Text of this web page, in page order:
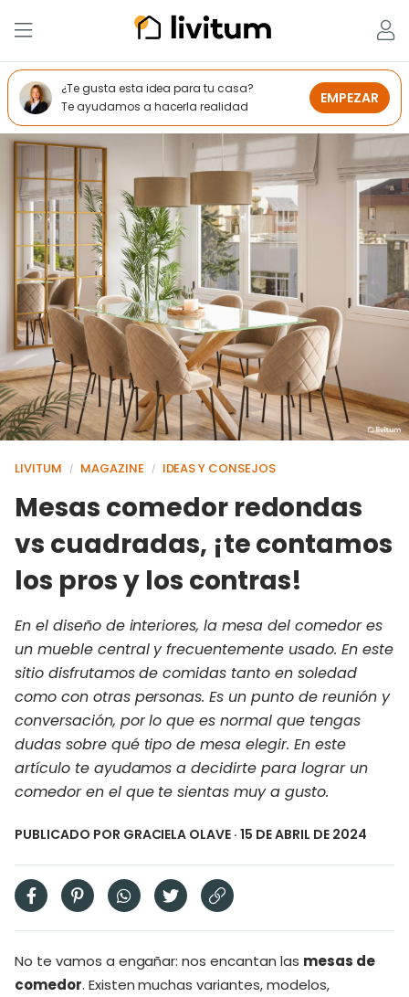
LIVITUM / MAGAZINE / IDEAS Y CONSEJOS
Mesas comedor redondas
vs cuadradas, ¡te contamos
los pros y los contras!
En el diseño de interiores, la mesa del comedor es
un mueble central y frecuentemente usado. En este
sitio disfrutamos de comidas tanto en soledad
como con otras personas. Es un punto de reunión y
conversación, por lo que es normal que tengas
dudas sobre qué tipo de mesa elegir. En este
artículo te ayudamos a decidirte para lograr un
comedor en el que te sientas muy a gusto.
PUBLICADO POR GRACIELA OLAVE · 15 DE ABRIL DE 2024
No te vamos a engañar: nos encantan las mesas de
comedor. Existen muchas variantes, modelos,
¿Te gusta esta idea para tu casa?
Te ayudamos a hacerla realidad
EMPEZAR